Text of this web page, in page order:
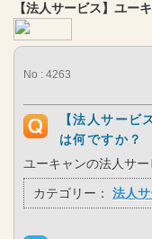
【法人サービス】ユー
No : 4263
【法人サービ
は何ですか？
ユーキャンの法人サ
カテゴリー： 法人